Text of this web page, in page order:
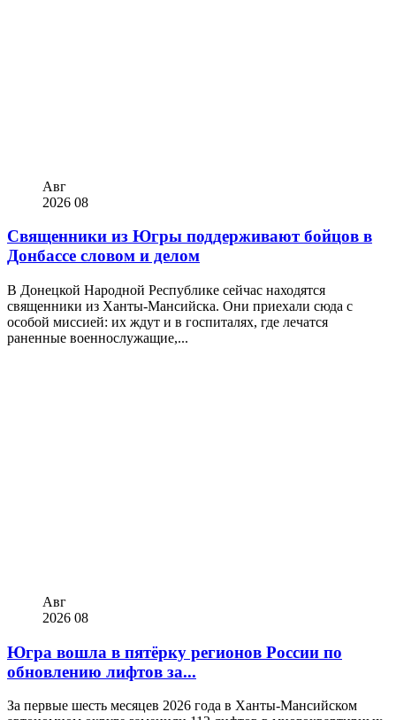
Авг
2026 08
Священники из Югры поддерживают бойцов в
Донбассе словом и делом
В Донецкой Народной Республике сейчас находятся
священники из Ханты-Мансийска. Они приехали сюда с
особой миссией: их ждут и в госпиталях, где лечатся
раненные военнослужащие,...
Авг
2026 08
Югра вошла в пятёрку регионов России по
обновлению лифтов за...
За первые шесть месяцев 2026 года в Ханты-Мансийском